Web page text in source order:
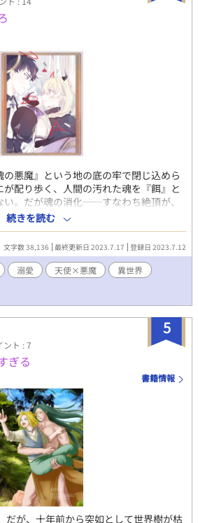
も掲載してます
悪魔』という地の底の牢で閉じ込めら
配り歩く、人間の汚れた魂を『餌』と
い。だが魂の消化──すなわち絶頂が、
いのだ。そのためいつもユイエに口移し
させられている。 汚れた魂を食べ続け
う『魂の悪魔』マデュと、彼に恋した天
にも掲載しています。 表紙はもふに様
mmmofuni (@mmmofuni))に描い
続きを読む
文字数 38,136 最終更新日 2023.7.17 登録日 2023.7.12
溺愛 天使×悪魔
異世界
5
ント : 7
ぎる
書籍情報
だが、十年前から突如として世界樹が枯